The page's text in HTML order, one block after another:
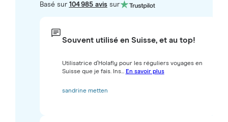
Basé sur 104 985 avissur
Souvent utilisé en Suisse, et au top!
Utilisatrice d’Holafly pour les réguliers voyages en
Suisse que je fais. Ins... En savoir plus
sandrine metten